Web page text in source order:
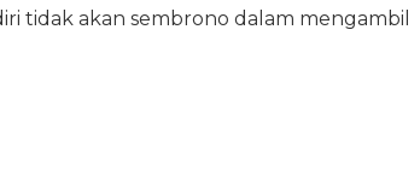
tidak akan sembrono dalam mengambil